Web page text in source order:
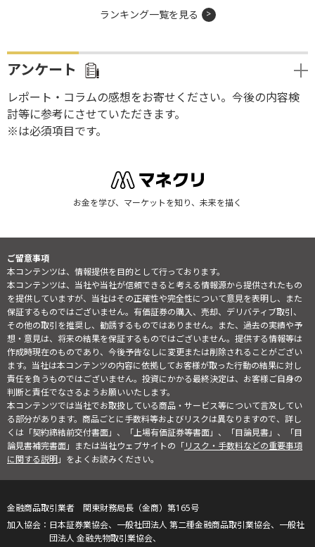
ランキング一覧を見る
アンケート
レポート・コラムの感想をお寄せください。今後の内容検
討等に参考にさせていただきます。
※は必須項目です。
お金を学び、マーケットを知り、未来を描く
ご留意事項
本コンテンツは、情報提供を目的として行っております。
本コンテンツは、当社や当社が信頼できると考える情報源から提供されたもの
を提供していますが、当社はその正確性や完全性について意見を表明し、また
保証するものではございません。有価証券の購入、売却、デリバティブ取引、
その他の取引を推奨し、勧誘するものではありません。また、過去の実績や予
想・意見は、将来の結果を保証するものではございません。提供する情報等は
作成時現在のものであり、今後予告なしに変更または削除されることがござい
ます。当社は本コンテンツの内容に依拠してお客様が取った行動の結果に対し
責任を負うものではございません。投資にかかる最終決定は、お客様ご自身の
判断と責任でなさるようお願いいたします。
本コンテンツでは当社でお取扱している商品・サービス等について言及してい
る部分があります。商品ごとに手数料等およびリスクは異なりますので、詳し
くは「契約締結前交付書面」、「上場有価証券等書面」、「目論見書」、「目
論見書補完書面」または当社ウェブサイトの「リスク・手数料などの重要事項
に関する説明」をよくお読みください。
金融商品取引業者 関東財務局長（金商）第165号
日本証券業協会、一般社団法人 第二種金融商品取引業協会、一般社
団法人 金融先物取引業協会、